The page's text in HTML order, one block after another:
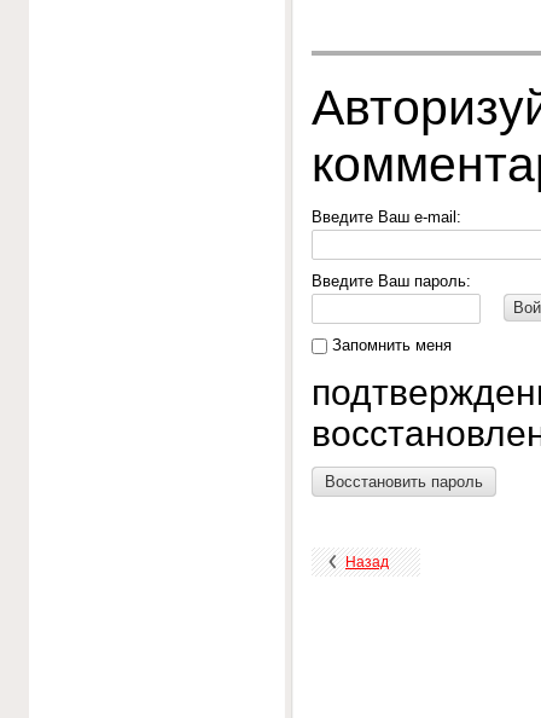
Введите Ваш e-mail:
Введите Ваш пароль:
Запомнить меня
Восстановить пароль
Назад